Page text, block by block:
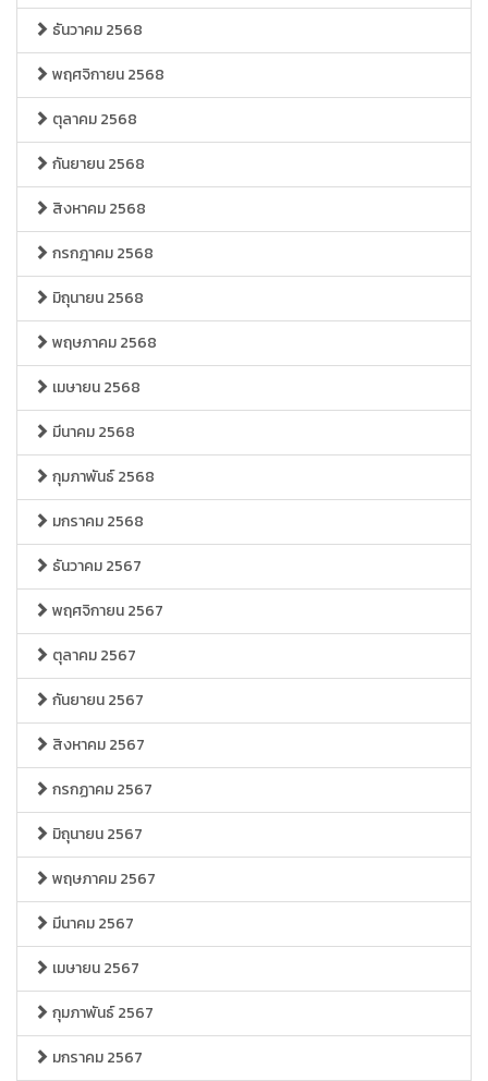
ธันวาคม 2568
พฤศจิกายน 2568
ตุลาคม 2568
กันยายน 2568
สิงหาคม 2568
กรกฎาคม 2568
มิถุนายน 2568
พฤษภาคม 2568
เมษายน 2568
มีนาคม 2568
กุมภาพันธ์ 2568
มกราคม 2568
ธันวาคม 2567
พฤศจิกายน 2567
ตุลาคม 2567
กันยายน 2567
สิงหาคม 2567
กรกฏาคม 2567
มิถุนายน 2567
พฤษภาคม 2567
มีนาคม 2567
เมษายน 2567
กุมภาพันธ์ 2567
มกราคม 2567